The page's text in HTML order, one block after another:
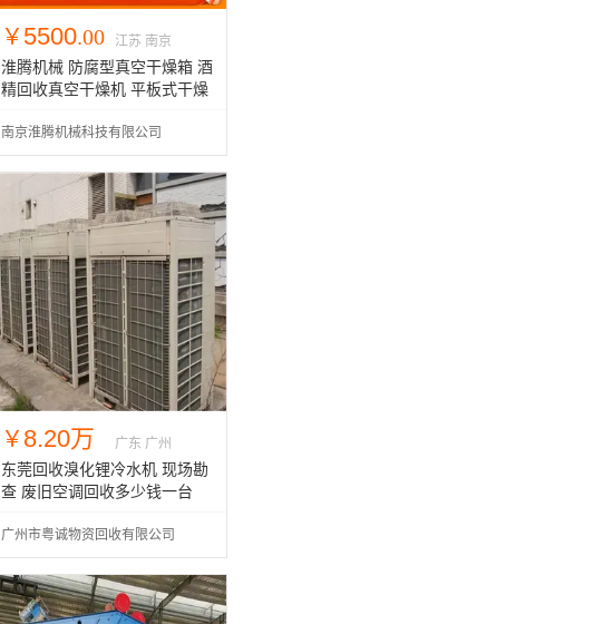
￥ 5500.00 江苏 南京
淮腾机械 防腐型真空干燥箱 酒
精回收真空干燥机 平板式干燥
南京淮腾机械科技有限公司
￥ 8.20万 广东 广州
东莞回收溴化锂冷水机 现场勘
查 废旧空调回收多少钱一台
广州市粤诚物资回收有限公司